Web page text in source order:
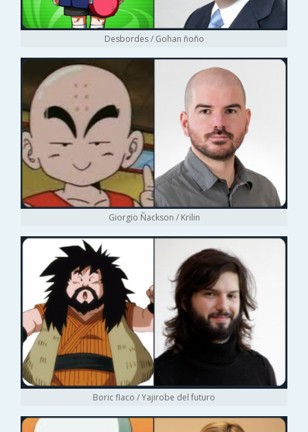
Desbordes / Gohan ñoño
Giorgio Ñackson / Krilin
Boric flaco / Yajirobe del futuro